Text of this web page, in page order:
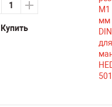
Купить